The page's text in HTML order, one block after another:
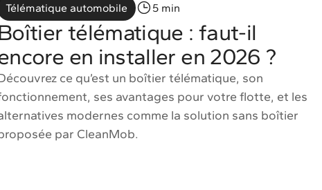
Télématique automobile 5 min
télématique : faut-il
en installer en 2026 ?
ce qu’est un boîtier télématique, son
ses avantages pour votre flotte, et les
modernes comme la solution sans boîtier
par CleanMob.